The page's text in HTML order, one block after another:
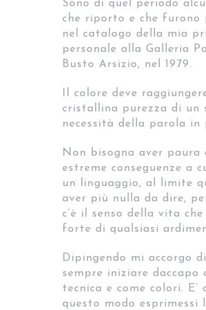
Sono di quel periodo
che riporto e che furono
nel catalogo della mia
personale alla Galleria
Busto Arsizio, nel 1979.
Il colore deve
cristallina purezza di un
necessità della parola in
Non bisogna aver paura
estreme conseguenze a
un linguaggio, al limite
aver più nulla da dire,
c’è il senso della vita
forte di qualsiasi
Dipingendo mi accorgo
sempre iniziare daccapo
tecnica e come colori. E’
questo modo esprimessi